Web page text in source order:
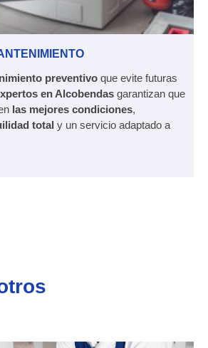
preventivo que evite futuras
en Alcobendas garantizan que
las mejores condiciones,
total y un servicio adaptado a